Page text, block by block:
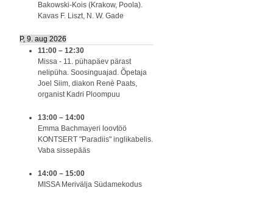
Bakowski-Kois (Krakow, Poola).
Kavas F. Liszt, N. W. Gade
P, 9. aug 2026
11:00 – 12:30
Missa - 11. pühapäev pärast
nelipüha. Soosinguajad. Õpetaja
Joel Siim, diakon Renè Paats,
organist Kadri Ploompuu
13:00 – 14:00
Emma Bachmayeri loovtöö
KONTSERT "Paradiis" inglikabelis.
Vaba sissepääs
14:00 – 15:00
MISSA Merivälja Südamekodus